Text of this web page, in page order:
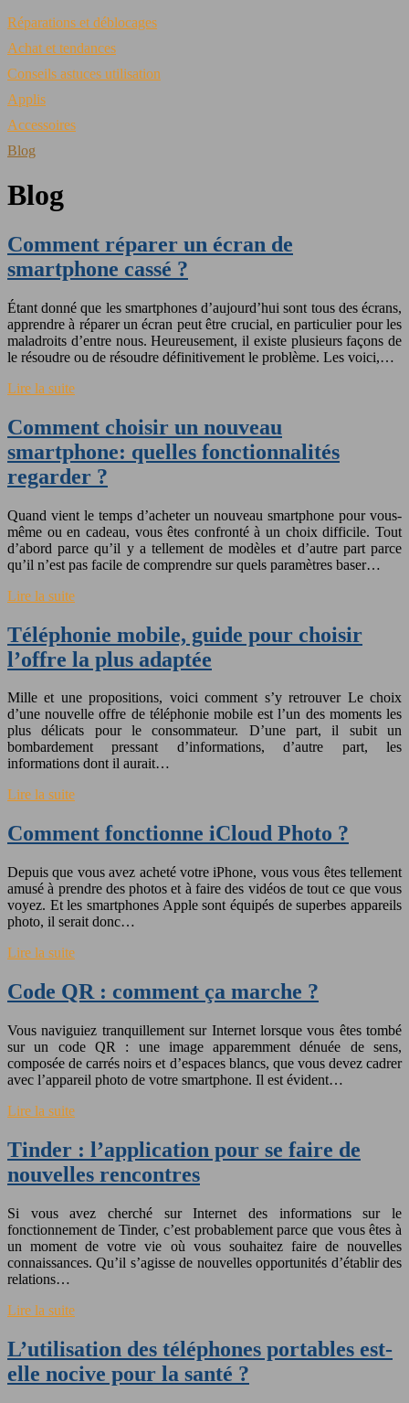
Réparations et déblocages
Achat et tendances
Conseils astuces utilisation
Applis
Accessoires
Blog
Blog
Comment réparer un écran de
smartphone cassé ?
Étant donné que les smartphones d’aujourd’hui sont tous des écrans,
apprendre à réparer un écran peut être crucial, en particulier pour les
maladroits d’entre nous. Heureusement, il existe plusieurs façons de
le résoudre ou de résoudre définitivement le problème. Les voici,…
Lire la suite
Comment choisir un nouveau
smartphone: quelles fonctionnalités
regarder ?
Quand vient le temps d’acheter un nouveau smartphone pour vous-
même ou en cadeau, vous êtes confronté à un choix difficile. Tout
d’abord parce qu’il y a tellement de modèles et d’autre part parce
qu’il n’est pas facile de comprendre sur quels paramètres baser…
Lire la suite
Téléphonie mobile, guide pour choisir
l’offre la plus adaptée
Mille et une propositions, voici comment s’y retrouver Le choix
d’une nouvelle offre de téléphonie mobile est l’un des moments les
plus délicats pour le consommateur. D’une part, il subit un
bombardement pressant d’informations, d’autre part, les
informations dont il aurait…
Lire la suite
Comment fonctionne iCloud Photo ?
Depuis que vous avez acheté votre iPhone, vous vous êtes tellement
amusé à prendre des photos et à faire des vidéos de tout ce que vous
voyez. Et les smartphones Apple sont équipés de superbes appareils
photo, il serait donc…
Lire la suite
Code QR : comment ça marche ?
Vous naviguiez tranquillement sur Internet lorsque vous êtes tombé
sur un code QR : une image apparemment dénuée de sens,
composée de carrés noirs et d’espaces blancs, que vous devez cadrer
avec l’appareil photo de votre smartphone. Il est évident…
Lire la suite
Tinder : l’application pour se faire de
nouvelles rencontres
Si vous avez cherché sur Internet des informations sur le
fonctionnement de Tinder, c’est probablement parce que vous êtes à
un moment de votre vie où vous souhaitez faire de nouvelles
connaissances. Qu’il s’agisse de nouvelles opportunités d’établir des
relations…
Lire la suite
L’utilisation des téléphones portables est-
elle nocive pour la santé ?